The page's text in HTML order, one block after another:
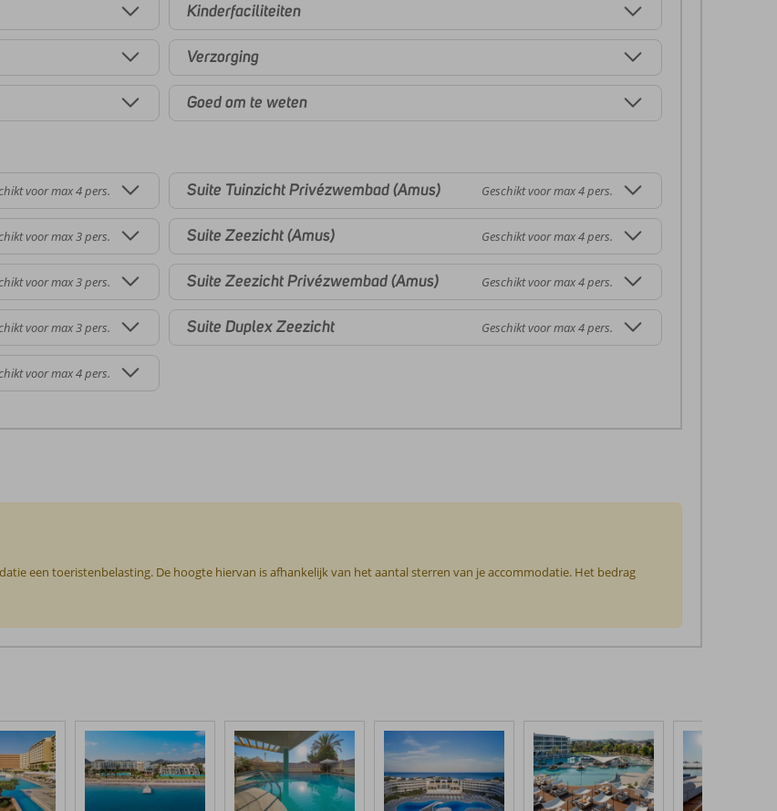
Kinderfaciliteiten
Verzorging
Goed om te weten
voor max 4 pers.
voor max 3 pers.
voor max 3 pers.
voor max 3 pers.
voor max 4 pers.
Suite Tuinzicht Privézwembad (Amus) Geschikt voor max 4 pers.
Suite Zeezicht (Amus) Geschikt voor max 4 pers.
Suite Zeezicht Privézwembad (Amus) Geschikt voor max 4 pers.
Suite Duplex Zeezicht Geschikt voor max 4 pers.
een toeristenbelasting. De hoogte hiervan is afhankelijk van het aantal sterren van je accommodatie. Het bedrag